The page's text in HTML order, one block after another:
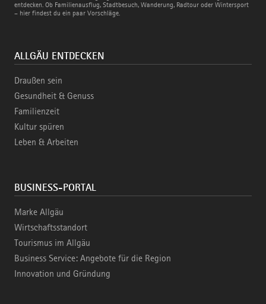
entdecken. Ob Familienausflug, Stadtbesuch, Wanderung, Radtour oder Wintersport
– hier findest du ein paar Vorschläge.
Bahn
ALLGÄU ENTDECKEN
Draußen sein
Gesundheit & Genuss
Familienzeit
Kultur spüren
Leben & Arbeiten
BUSINESS-PORTAL
Marke Allgäu
Wirtschaftsstandort
Tourismus im Allgäu
Business Service: Angebote für die Region
Innovation und Gründung